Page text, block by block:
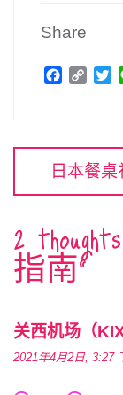
Share
b
o
o
k
C
L
i
n
k
t
e
r
文
导
航
日本餐
2
指南”
关西机场（
2021年4月2日, 3:27